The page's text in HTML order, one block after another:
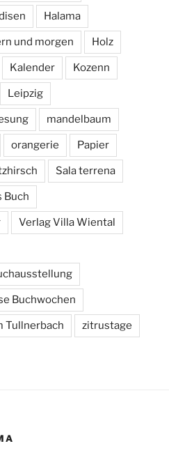
Halama
und morgen Holz
Kalender Kozenn
Leipzig
mandelbaum
orangerie Papier
Sala terrena
Buch
Verlag Villa Wiental
Buchwochen
Tullnerbach zitrustage